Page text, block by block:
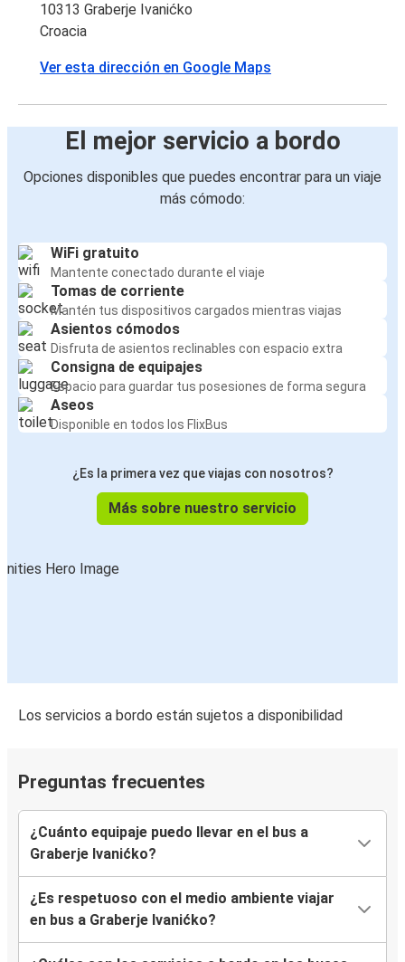
10313 Graberje Ivanićko
Croacia
Ver esta dirección en Google Maps
El mejor servicio a bordo
Opciones disponibles que puedes encontrar para un viaje
más cómodo:
WiFi gratuito
Mantente conectado durante el viaje
Tomas de corriente
Mantén tus dispositivos cargados mientras viajas
Asientos cómodos
Disfruta de asientos reclinables con espacio extra
Consigna de equipajes
Espacio para guardar tus posesiones de forma segura
Aseos
Disponible en todos los FlixBus
¿Es la primera vez que viajas con nosotros?
Más sobre nuestro servicio
Los servicios a bordo están sujetos a disponibilidad
Preguntas frecuentes
¿Cuánto equipaje puedo llevar en el bus a
Graberje Ivanićko?
¿Es respetuoso con el medio ambiente viajar
en bus a Graberje Ivanićko?